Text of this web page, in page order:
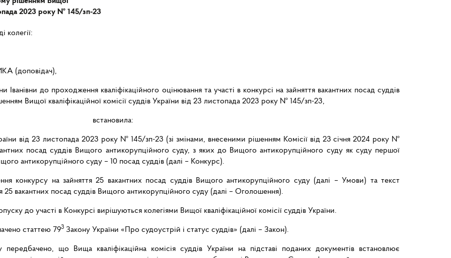
2023 року № 145/зп-23
колегії:
(доповідач),
Іванівни до проходження кваліфікаційного оцінювання та участі в конкурсі на зайняття вакантних посад суддів
Вищої кваліфікаційної комісії суддів України від 23 листопада 2023 року № 145/зп-23,
встановила:
від 23 листопада 2023 року № 145/зп-23 (зі змінами, внесеними рішенням Комісії від 23 січня 2024 року №
посад суддів Вищого антикорупційного суду, з яких до Вищого антикорупційного суду як суду першої
антикорупційного суду – 10 посад суддів (далі – Конкурс).
конкурсу на зайняття 25 вакантних посад суддів Вищого антикорупційного суду (далі – Умови) та текст
вакантних посад суддів Вищого антикорупційного суду (далі – Оголошення).
до участі в Конкурсі вирішуються колегіями Вищої кваліфікаційної комісії суддів України.
статтею 793 Закону України «Про судоустрій і статус суддів» (далі – Закон).
що Вища кваліфікаційна комісія суддів України на підставі поданих документів встановлює